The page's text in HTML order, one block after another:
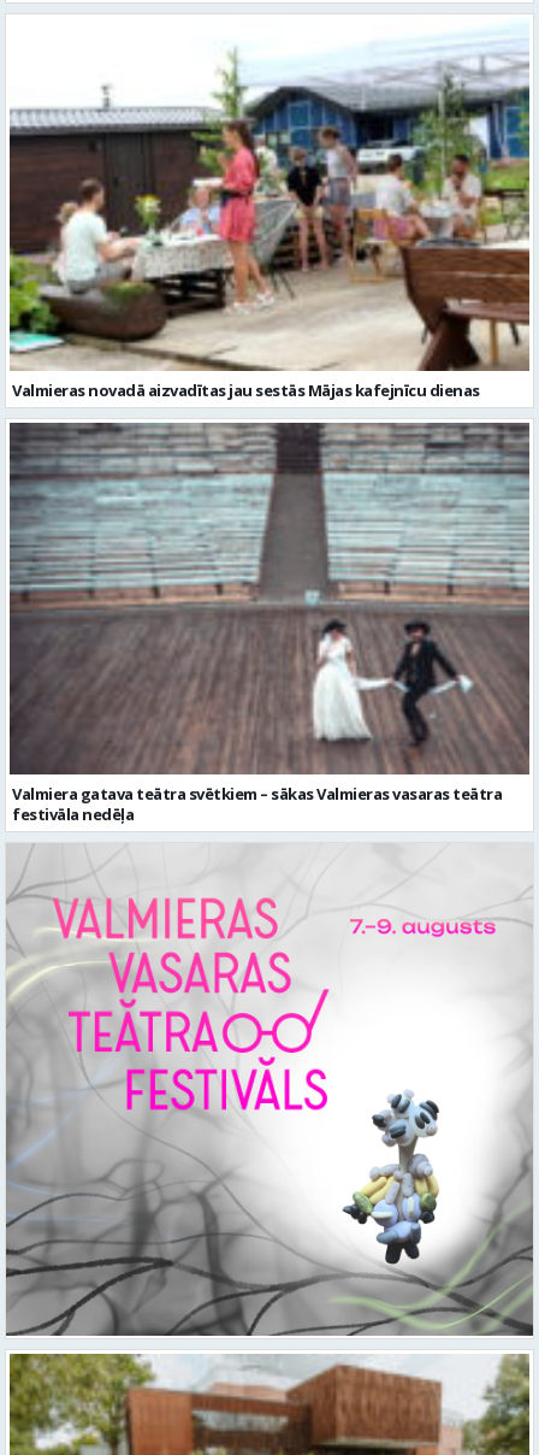
Valmieras novadā aizvadītas jau sestās Mājas kafejnīcu dienas
Valmiera gatava teātra svētkiem – sākas Valmieras vasaras teātra
festivāla nedēļa